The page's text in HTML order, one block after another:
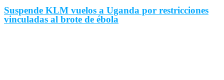
Suspende KLM vuelos a Uganda por restricciones
vinculadas al brote de ébola